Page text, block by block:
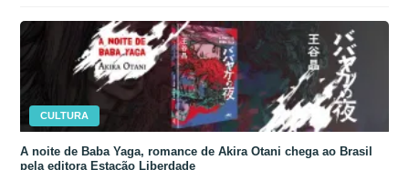
CULTURA
A noite de Baba Yaga, romance de Akira Otani chega ao Brasil
pela editora Estação Liberdade